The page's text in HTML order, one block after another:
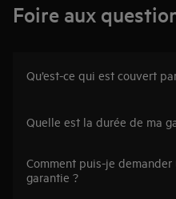
Foire aux
Qu’est-ce qui est couvert
Quelle est la durée de ma
Comment puis-je
garantie ?